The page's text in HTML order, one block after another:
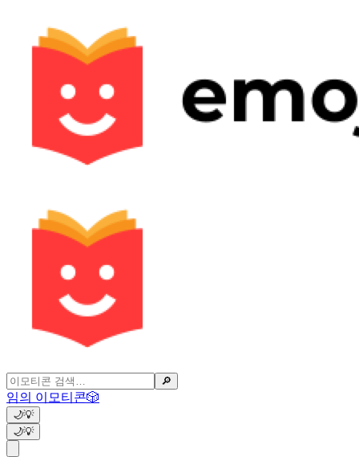
🔎
임의 이모티콘🎲
🌙💡
🌙💡